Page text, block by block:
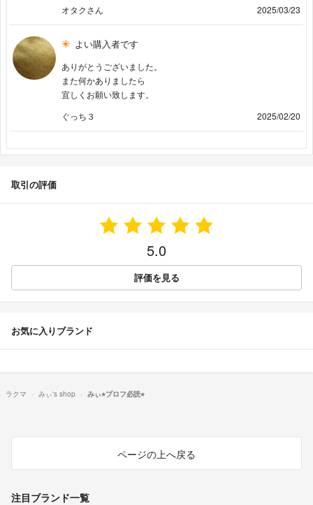
オタクさん
2025/03/23
よい購入者です
ありがとうございました。
また何かありましたら
宜しくお願い致します。
ぐっち３
2025/02/20
取引の評価
5.0
評価を見る
お気に入りブランド
ラクマ みぃ's shop みぃ⭐︎プロフ必読⭐︎
ページの上へ戻る
注目ブランド一覧